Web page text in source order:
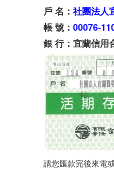
戶 名： 社團法人
帳 號： 00076-
銀 行：宜蘭信用
請您匯款完後來電